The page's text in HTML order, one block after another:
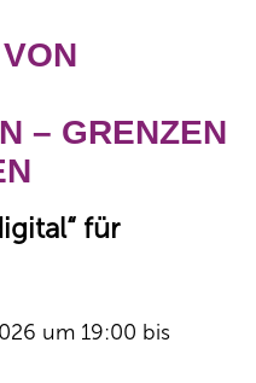
– GRENZEN
für
um 19:00 bis